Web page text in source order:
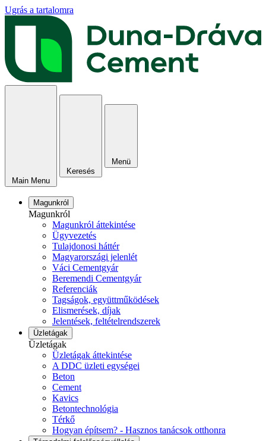
Ugrás a tartalomra
Main Menu
Keresés
Menü
Magunkról
Magunkról
Magunkról áttekintése
Ügyvezetés
Tulajdonosi háttér
Magyarországi jelenlét
Váci Cementgyár
Beremendi Cementgyár
Referenciák
Tagságok, együttműködések
Elismerések, díjak
Jelentések, feltételrendszerek
Üzletágak
Üzletágak
Üzletágak áttekintése
A DDC üzleti egységei
Beton
Cement
Kavics
Betontechnológia
Térkő
Hogyan építsem? - Hasznos tanácsok otthonra